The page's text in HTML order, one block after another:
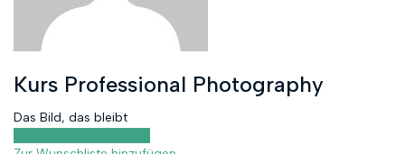
Kurs Professional Photography
Das Bild, das bleibt